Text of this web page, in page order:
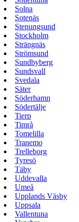
Solna
Sotenäs
Stenungsund
Stockholm
Strängnäs
Strömsund
Sundbyberg
Sundsvall
Svedala
Säter
Söderhamn
Södertälje
Tierp
Timrå
Tomelilla
Tranemo
Trelleborg
Tyresö
Täby
Uddevalla
Umeå
Upplands Väsby
Uppsala
Vallentuna